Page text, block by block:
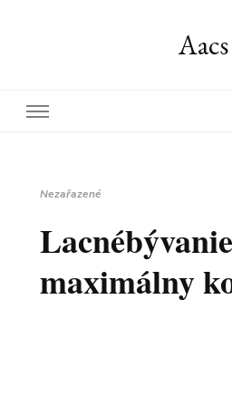
Aacs
Nezařazené
maximálny